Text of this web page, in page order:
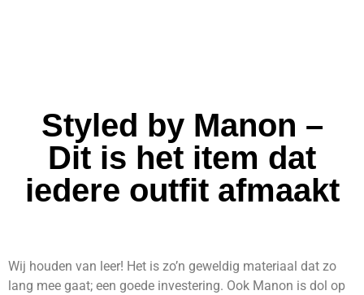
Styled by Manon –
Dit is het item dat
iedere outfit afmaakt
Wij houden van leer! Het is zo’n geweldig materiaal dat zo
lang mee gaat; een goede investering. Ook Manon is dol op